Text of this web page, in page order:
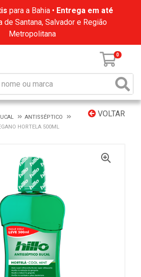
para a Bahia • Entrega em até
de Santana, Salvador e Região
Metropolitana
0
VOLTAR
ANTISSÉPTICO
HORTELA 500ML